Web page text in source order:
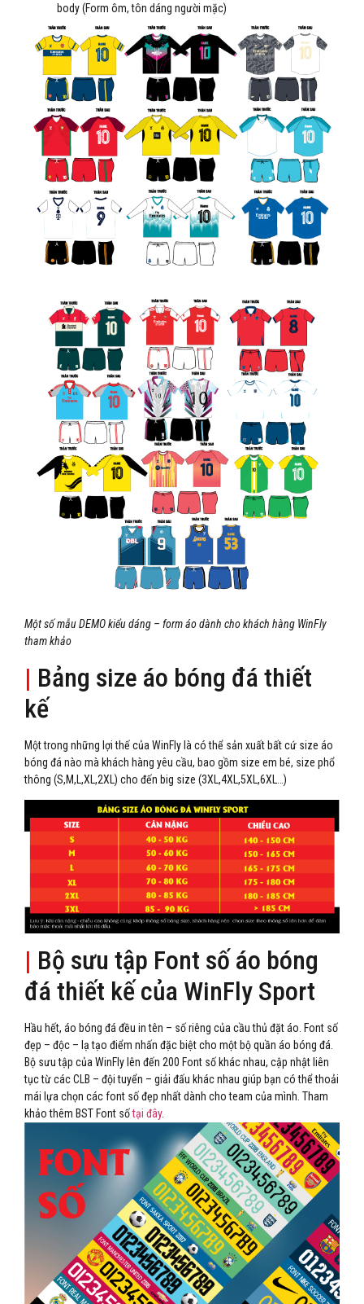
body (Form ôm, tôn dáng người mặc)
Một số mẫu DEMO kiểu dáng – form áo dành cho khách hàng WinFly
tham khảo
| Bảng size áo bóng đá thiết
kế
Một trong những lợi thế của WinFly là có thể sản xuất bất cứ size áo
bóng đá nào mà khách hàng yêu cầu, bao gồm size em bé, size phổ
thông (S,M,L,XL,2XL) cho đến big size (3XL,4XL,5XL,6XL…)
| Bộ sưu tập Font số áo bóng
đá thiết kế của WinFly Sport
Hầu hết, áo bóng đá đều in tên – số riêng của cầu thủ đặt áo. Font số
đẹp – độc – lạ tạo điểm nhấn đặc biệt cho một bộ quần áo bóng đá.
Bộ sưu tập của WinFly lên đến 200 Font số khác nhau, cập nhật liên
tục từ các CLB – đội tuyển – giải đấu khác nhau giúp bạn có thể thoải
mái lựa chọn các font số đẹp nhất dành cho team của mình. Tham
khảo thêm BST Font sốtại đây.